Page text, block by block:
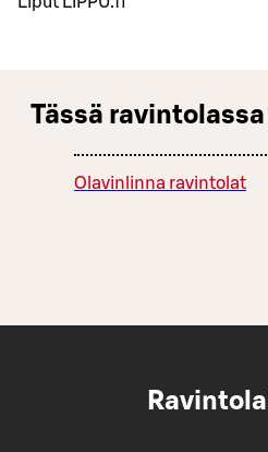
Tässä ravintolassa
Olavinlinna ravintolat